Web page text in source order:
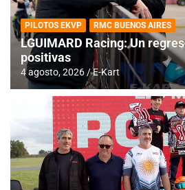
PILOTOS EKVP RMC BUENOS AIRES
LGUIMARD Racing: Un
positivas
4 agosto, 2026 E-Kart